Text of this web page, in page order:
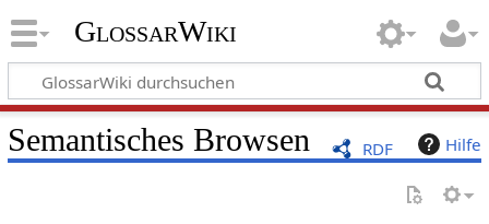
GlossarWiki
RDF Hilfe
Semantisches Browsen